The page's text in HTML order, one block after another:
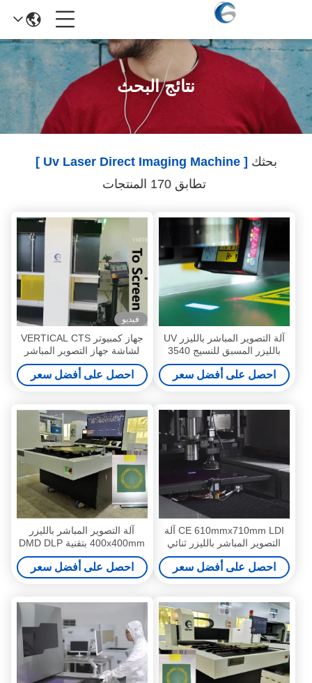
نتائج البحث
بحثك [ Uv Laser Direct Imaging Machine ]
تطابق 170 المنتجات
آلة التصوير المباشر بالليزر UV
بالليزر المسبق للنسيج 3540
نقطة في البوصة
احصل على أفضل سعر
فيديو
جهاز كمبيوتر VERTICAL CTS
لشاشة جهاز التصوير المباشر
بالليزر بتقنية DLP
احصل على أفضل سعر
CE 610mmx710mm LDI آلة
التصوير المباشر بالليزر ثنائي
الفينيل متعدد الكلور
احصل على أفضل سعر
آلة التصوير المباشر بالليزر
400x400mm بتقنية DMD DLP
احصل على أفضل سعر